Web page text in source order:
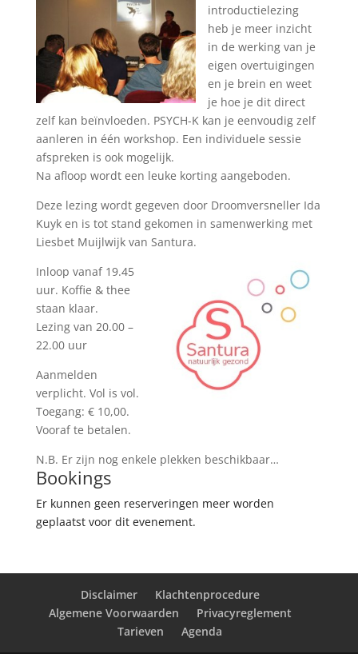
introductielezing
heb je meer inzicht
in de werking van je
eigen overtuigingen
en je brein en weet
je hoe je dit direct
zelf kan beïnvloeden. PSYCH-K kan je eenvoudig zelf
aanleren in één workshop. Een individuele sessie
afspreken is ook mogelijk.
Na afloop wordt een leuke korting aangeboden.
Deze lezing wordt gegeven door Droomversneller Ida
Kuyk en is tot stand gekomen in samenwerking met
Liesbet Muijlwijk van Santura.
Inloop vanaf 19.45
uur. Koffie & thee
staan klaar.
Lezing van 20.00 –
22.00 uur
Aanmelden
verplicht. Vol is vol.
Toegang: € 10,00.
Vooraf te betalen.
N.B. Er zijn nog enkele plekken beschikbaar…
Bookings
Er kunnen geen reserveringen meer worden
geplaatst voor dit evenement.
Disclaimer
Klachtenprocedure
Algemene Voorwaarden
Privacyreglement
Tarieven
Agenda